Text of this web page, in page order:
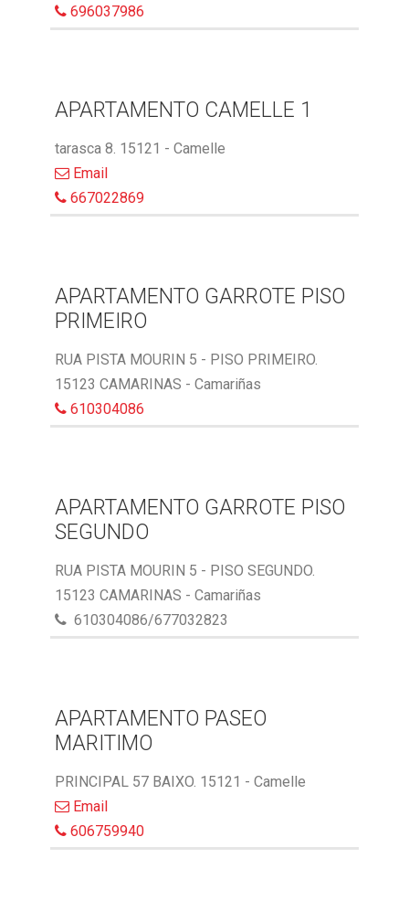
696037986
APARTAMENTO CAMELLE 1
tarasca 8. 15121 - Camelle
Email
667022869
APARTAMENTO GARROTE PISO
PRIMEIRO
RUA PISTA MOURIN 5 - PISO PRIMEIRO.
15123 CAMARINAS - Camariñas
610304086
APARTAMENTO GARROTE PISO
SEGUNDO
RUA PISTA MOURIN 5 - PISO SEGUNDO.
15123 CAMARINAS - Camariñas
610304086/677032823
APARTAMENTO PASEO
MARITIMO
PRINCIPAL 57 BAIXO. 15121 - Camelle
Email
606759940